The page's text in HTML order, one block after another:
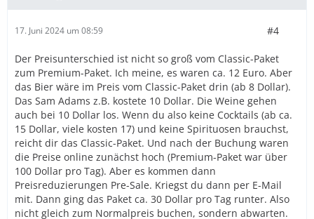
17. Juni 2024 um 08:59 #4
Der Preisunterschied ist nicht so groß vom Classic-Paket
zum Premium-Paket. Ich meine, es waren ca. 12 Euro. Aber
das Bier wäre im Preis vom Classic-Paket drin (ab 8 Dollar).
Das Sam Adams z.B. kostete 10 Dollar. Die Weine gehen
auch bei 10 Dollar los. Wenn du also keine Cocktails (ab ca.
15 Dollar, viele kosten 17) und keine Spirituosen brauchst,
reicht dir das Classic-Paket. Und nach der Buchung waren
die Preise online zunächst hoch (Premium-Paket war über
100 Dollar pro Tag). Aber es kommen dann
Preisreduzierungen Pre-Sale. Kriegst du dann per E-Mail
mit. Dann ging das Paket ca. 30 Dollar pro Tag runter. Also
nicht gleich zum Normalpreis buchen, sondern abwarten.